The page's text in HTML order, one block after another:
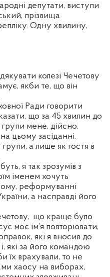
депутати, виступи
прізвища
Одну хвилину,
колезі Чечетову
якби те, що він
Ради говорити
що за 45 хвилин до
мене, дійсно,
цьому засіданні.
а лише як гостя в
я так зрозумів з
іменем хочуть
реформуванні
а насправді його
що краще було
моє ім’я повторювати,
які я вносив до
які за його командою
їх врахували, то не
хаосу на виборах,